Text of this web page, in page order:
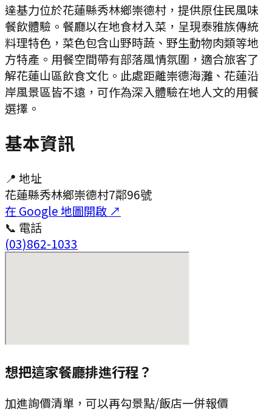
達基力位於花蓮縣秀林鄉崇德村，提供原住民風味
餐飲體驗。餐廳以在地食材入菜，呈現泰雅族傳統
料理特色，菜色包含山野時蔬、野生動物肉類等地
方特產。用餐空間帶有部落風情氛圍，適合旅客了
解花蓮山區飲食文化。此處距離崇德海灘、花蓮沿
岸風景區皆不遠，可作為深入體驗在地人文的用餐
選擇。
基本資訊
📍 地址
花蓮縣秀林鄉崇德村7鄰96號
在 Google 地圖開啟 ↗
📞 電話
(03)862-1033
想把這家餐廳排進行程？
加進詢價清單，可以再勾景點/飯店一併報價